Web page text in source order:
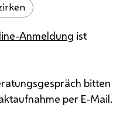
-Anmeldung ist
bitten
per E-Mail.